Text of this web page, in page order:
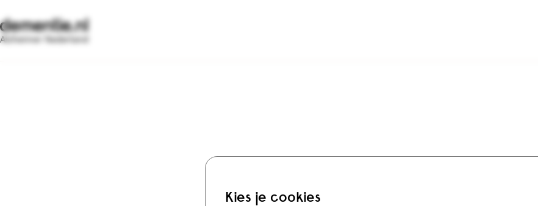
Kies je cookies
Alzheimer Nederland